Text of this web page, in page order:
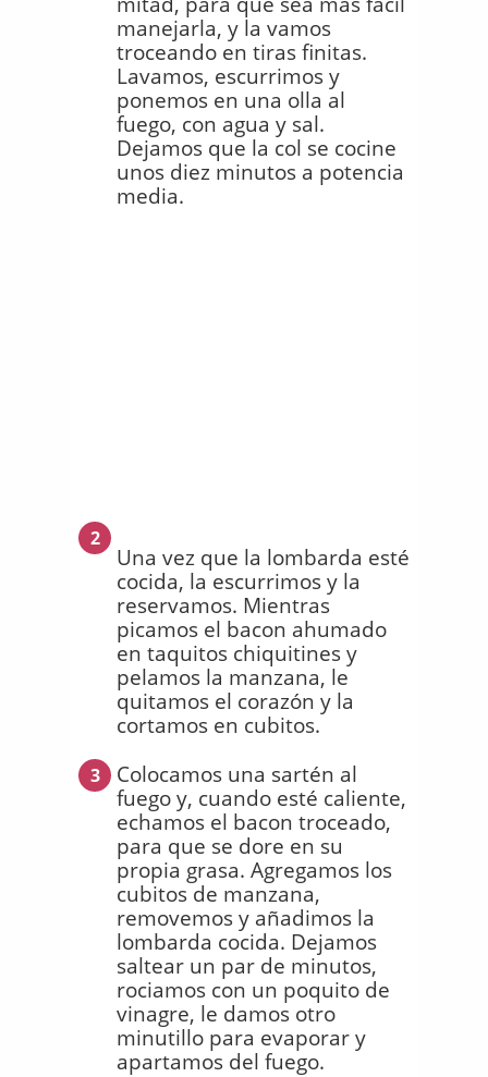
manejarla, y la vamos
troceando en tiras finitas.
Lavamos, escurrimos y
ponemos en una olla al
fuego, con agua y sal.
Dejamos que la col se cocine
unos diez minutos a potencia
media.
2
Una vez que la lombarda esté
cocida, la escurrimos y la
reservamos. Mientras
picamos el bacon ahumado
en taquitos chiquitines y
pelamos la manzana, le
quitamos el corazón y la
cortamos en cubitos.
3
Colocamos una sartén al
fuego y, cuando esté caliente,
echamos el bacon troceado,
para que se dore en su
propia grasa. Agregamos los
cubitos de manzana,
removemos y añadimos la
lombarda cocida. Dejamos
saltear un par de minutos,
rociamos con un poquito de
vinagre, le damos otro
minutillo para evaporar y
apartamos del fuego.